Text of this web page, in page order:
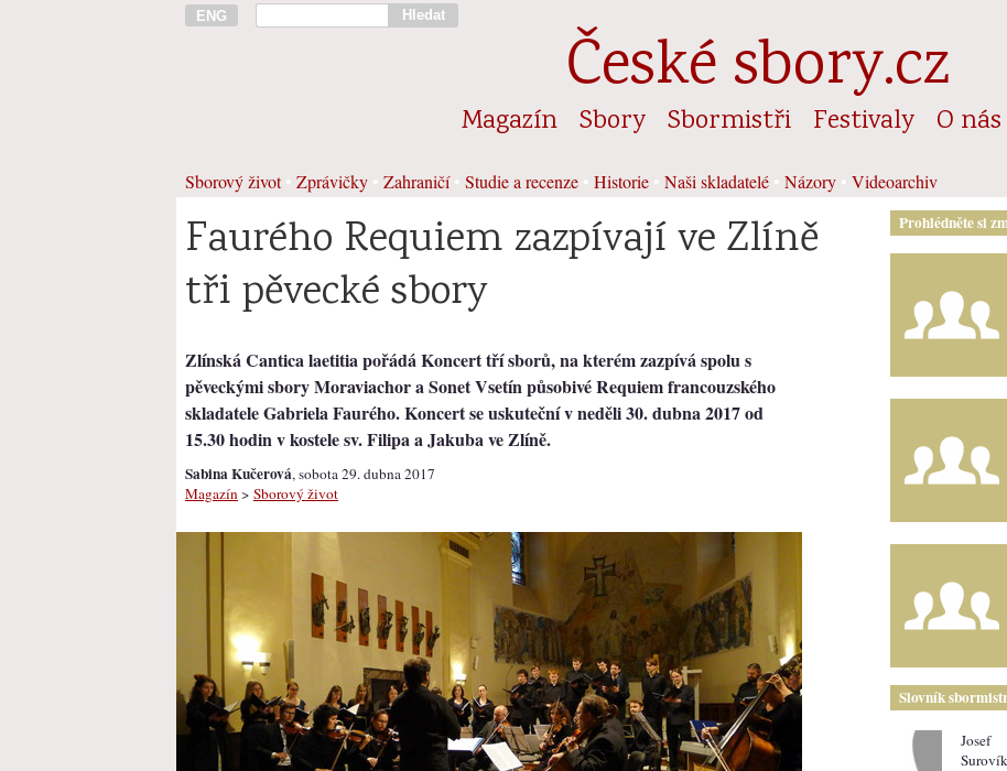
ENG Hledat
České sbory.cz
Magazín Sbory Sbormistři Festivaly O nás
Sborový život• Zprávičky Zahraničí• Studie a recenze Historie Naši skladatelé Názory Videoarchiv
Faurého Requiem zazpívají ve Zlíně
tři pěvecké sbory
Zlínská Cantica laetitia pořádá Koncert tří sborů, na kterém zazpívá spolu s
pěveckými sbory Moraviachor a Sonet Vsetín působivé Requiem francouzského
skladatele Gabriela Faurého. Koncert se uskuteční v neděli 30. dubna 2017 od
15.30 hodin v kostele sv. Filipa a Jakuba ve Zlíně.
Sabina Kučerová, sobota 29. dubna 2017
Magazín > Sborový život
Prohlédněte si
Slovník
Josef
Surovík